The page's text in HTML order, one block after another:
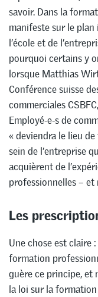
savoir. Dans la
manifeste sur le
l’école et de
pourquoi certains y
lorsque Matthias
Conférence suisse
commerciales
Employé-e-s de
« deviendra le lieu
sein de l’entreprise
acquièrent de
professionnelles – et
Les
Une chose est claire
formation
guère ce principe, et
la loi sur la